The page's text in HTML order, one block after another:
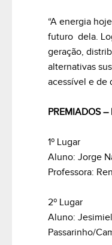
“A energia
futuro dela.
geração,
alternativas
acessível e de
PREMIADOS –
1º Lugar
Aluno: Jorge
Professora:
2º Lugar
Aluno:
Passarinho/